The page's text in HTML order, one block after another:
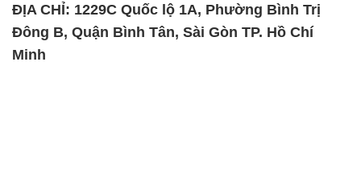
ĐỊA CHỈ: 1229C Quốc lộ 1A, Phường Bình Trị
Đông B, Quận Bình Tân, Sài Gòn TP. Hồ Chí
Minh